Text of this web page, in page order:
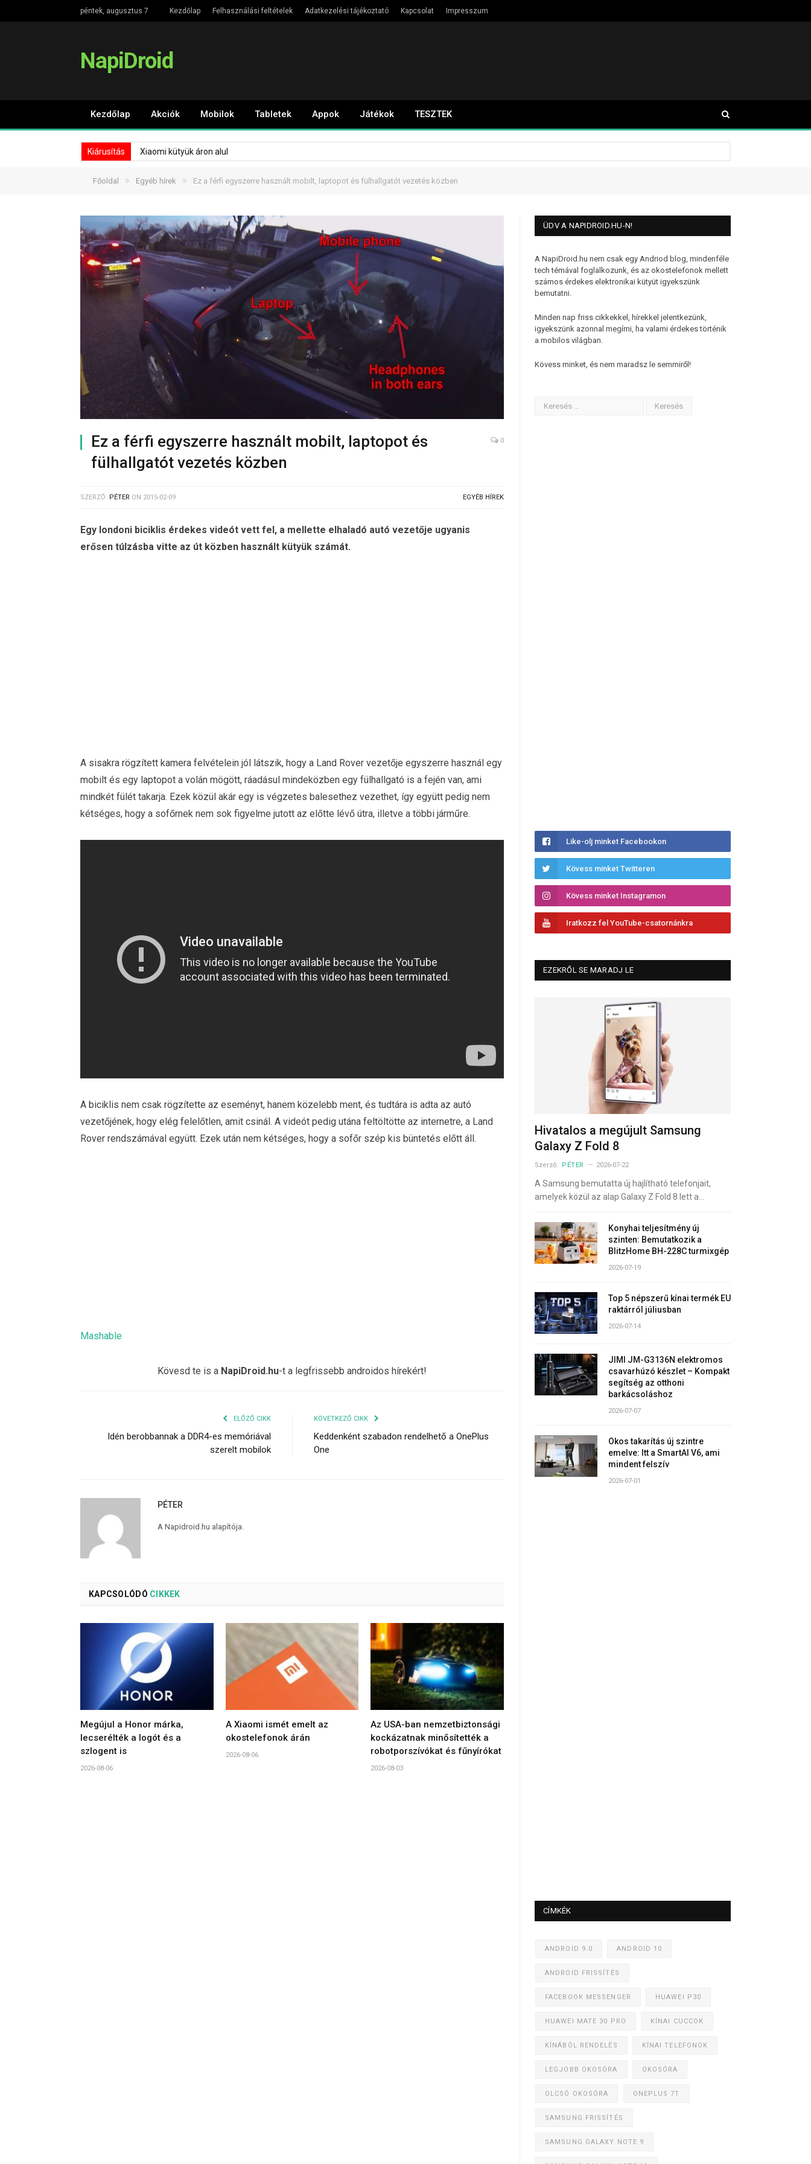
péntek, augusztus 7 Kezdőlap Felhasználási feltételek Adatkezelési tájékoztató Kapcsolat Impresszum
NapiDroid
Kezdőlap Akciók Mobilok Tabletek Appok Játékok TESZTEK
Kiárusítás Xiaomi kütyük áron alul
Főoldal » Egyéb hírek » Ez a férfi egyszerre használt mobilt, laptopot és fülhallgatót vezetés közben
Ez a férfi egyszerre használt mobilt, laptopot és
fülhallgatót vezetés közben
0
SZERZŐ: PÉTER ON 2015-02-09 EGYÉB HÍREK
Egy londoni biciklis érdekes videót vett fel, a mellette elhaladó autó vezetője ugyanis
erősen túlzásba vitte az út közben használt kütyük számát.
A sisakra rögzített kamera felvételein jól látszik, hogy a Land Rover vezetője egyszerre használ egy
mobilt és egy laptopot a volán mögött, ráadásul mindeközben egy fülhallgató is a fején van, ami
mindkét fülét takarja. Ezek közül akár egy is végzetes balesethez vezethet, így együtt pedig nem
kétséges, hogy a sofőrnek nem sok figyelme jutott az előtte lévő útra, illetve a többi járműre.
A biciklis nem csak rögzítette az eseményt, hanem közelebb ment, és tudtára is adta az autó
vezetőjének, hogy elég felelőtlen, amit csinál. A videót pedig utána feltöltötte az internetre, a Land
Rover rendszámával együtt. Ezek után nem kétséges, hogy a sofőr szép kis büntetés előtt áll.
Mashable
Kövesd te is a NapiDroid.hu-t a legfrissebb androidos hírekért!
ELŐZŐ CIKK
Idén berobbannak a DDR4-es memóriával
szerelt mobilok
KÖVETKEZŐ CIKK
Keddenként szabadon rendelhető a OnePlus
One
PÉTER
A Napidroid.hu alapítója.
KAPCSOLÓDÓ CIKKEK
Megújul a Honor márka,
lecserélték a logót és a
szlogent is
2026-08-06
A Xiaomi ismét emelt az
okostelefonok árán
2026-08-06
Az USA-ban nemzetbiztonsági
kockázatnak minősítették a
robotporszívókat és fűnyírókat
2026-08-03
ÜDV A NAPIDROID.HU-N!
A NapiDroid.hu nem csak egy Andriod blog, mindenféle
tech témával foglalkozunk, és az okostelefonok mellett
számos érdekes elektronikai kütyüt igyekszünk
bemutatni.
Minden nap friss cikkekkel, hírekkel jelentkezünk,
igyekszünk azonnal megírni, ha valami érdekes történik
a mobilos világban.
Kövess minket, és nem maradsz le semmiről!
Like-olj minket Facebookon
Kövess minket Twitteren
Kövess minket Instagramon
Iratkozz fel YouTube-csatornánkra
EZEKRŐL SE MARADJ LE
Hivatalos a megújult Samsung
Galaxy Z Fold 8
Szerző: PÉTER 2026-07-22
A Samsung bemutatta új hajlítható telefonjait,
amelyek közül az alap Galaxy Z Fold 8 lett a…
Konyhai teljesítmény új
szinten: Bemutatkozik a
BlitzHome BH-228C turmixgép
2026-07-19
Top 5 népszerű kínai termék EU
raktárról júliusban
2026-07-14
JIMI JM-G3136N elektromos
csavarhúzó készlet – Kompakt
segítség az otthoni
barkácsoláshoz
2026-07-07
Okos takarítás új szintre
emelve: Itt a SmartAI V6, ami
mindent felszív
2026-07-01
CÍMKÉK
ANDROID 9.0 ANDROID 10
ANDROID FRISSÍTÉS
FACEBOOK MESSENGER HUAWEI P30
HUAWEI MATE 30 PRO KÍNAI CUCCOK
KÍNÁBÓL RENDELÉS KÍNAI TELEFONOK
LEGJOBB OKOSÓRA OKOSÓRA
OLCSÓ OKOSÓRA ONEPLUS 7T
SAMSUNG FRISSÍTÉS
SAMSUNG GALAXY NOTE 9